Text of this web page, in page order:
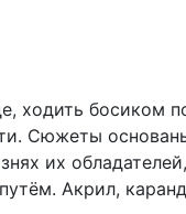
ходить босиком
Сюжеты
их
Акрил,